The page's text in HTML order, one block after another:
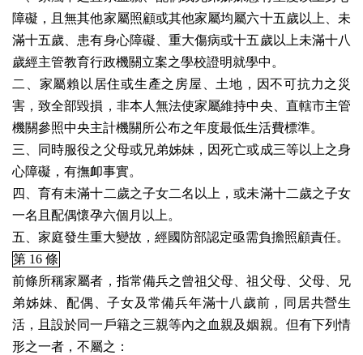
障礙，且無其他家屬照顧或其他家屬均屬六十五歲以上、未
滿十五歲、患有身心障礙、重大傷病或十五歲以上未滿十八
歲經主管教育行政機關立案之學校證明就學中。
二、家屬賴以居住或生產之房屋、土地，因不可抗力之災
害，致全部毀損，非本人無法使家屬維持中央、直轄市主管
機關參照中央主計機關所公布之年度最低生活費標準。
三、同時服役之父母或兄弟姊妹，因死亡或成三等以上之身
心障礙，有撫卹事實。
四、育有未滿十二歲之子女二名以上，或未滿十二歲之子女
一名且配偶懷孕六個月以上。
五、家庭發生重大變故，經國防部認定亟需負擔照顧責任。
第 16 條
前條所稱家屬者，指常備兵之曾祖父母、祖父母、父母、兄
弟姊妹、配偶、子女及常備兵年滿十八歲前，同居共營生
活，且設於同一戶籍之三親等內之血親及姻親。但有下列情
形之一者，不屬之：